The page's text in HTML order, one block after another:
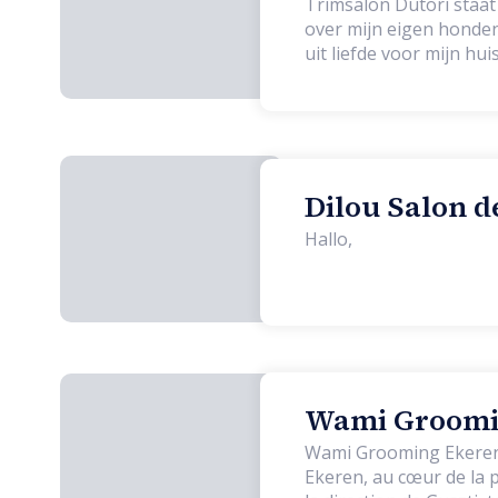
over mijn eigen
uit liefde voor mijn
Dilou Salon
Hallo,
Wami
Wami Grooming
Ekeren, au cœur de la